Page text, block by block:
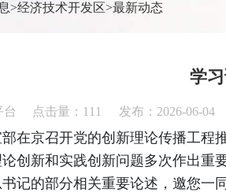
>经济技术开发区>最新动态
学
台 点击量： 111 发布：2026-06-04
在京召开党的创新理论传播工程
创新和实践创新问题多次作出重
记的部分相关重要论述，邀您一